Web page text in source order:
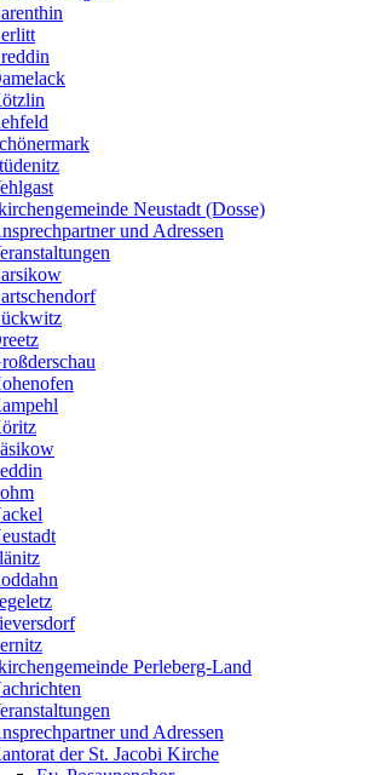
Neustadt (Dosse)
und Adressen
Perleberg-Land
und Adressen
der St. Jacobi Kirche